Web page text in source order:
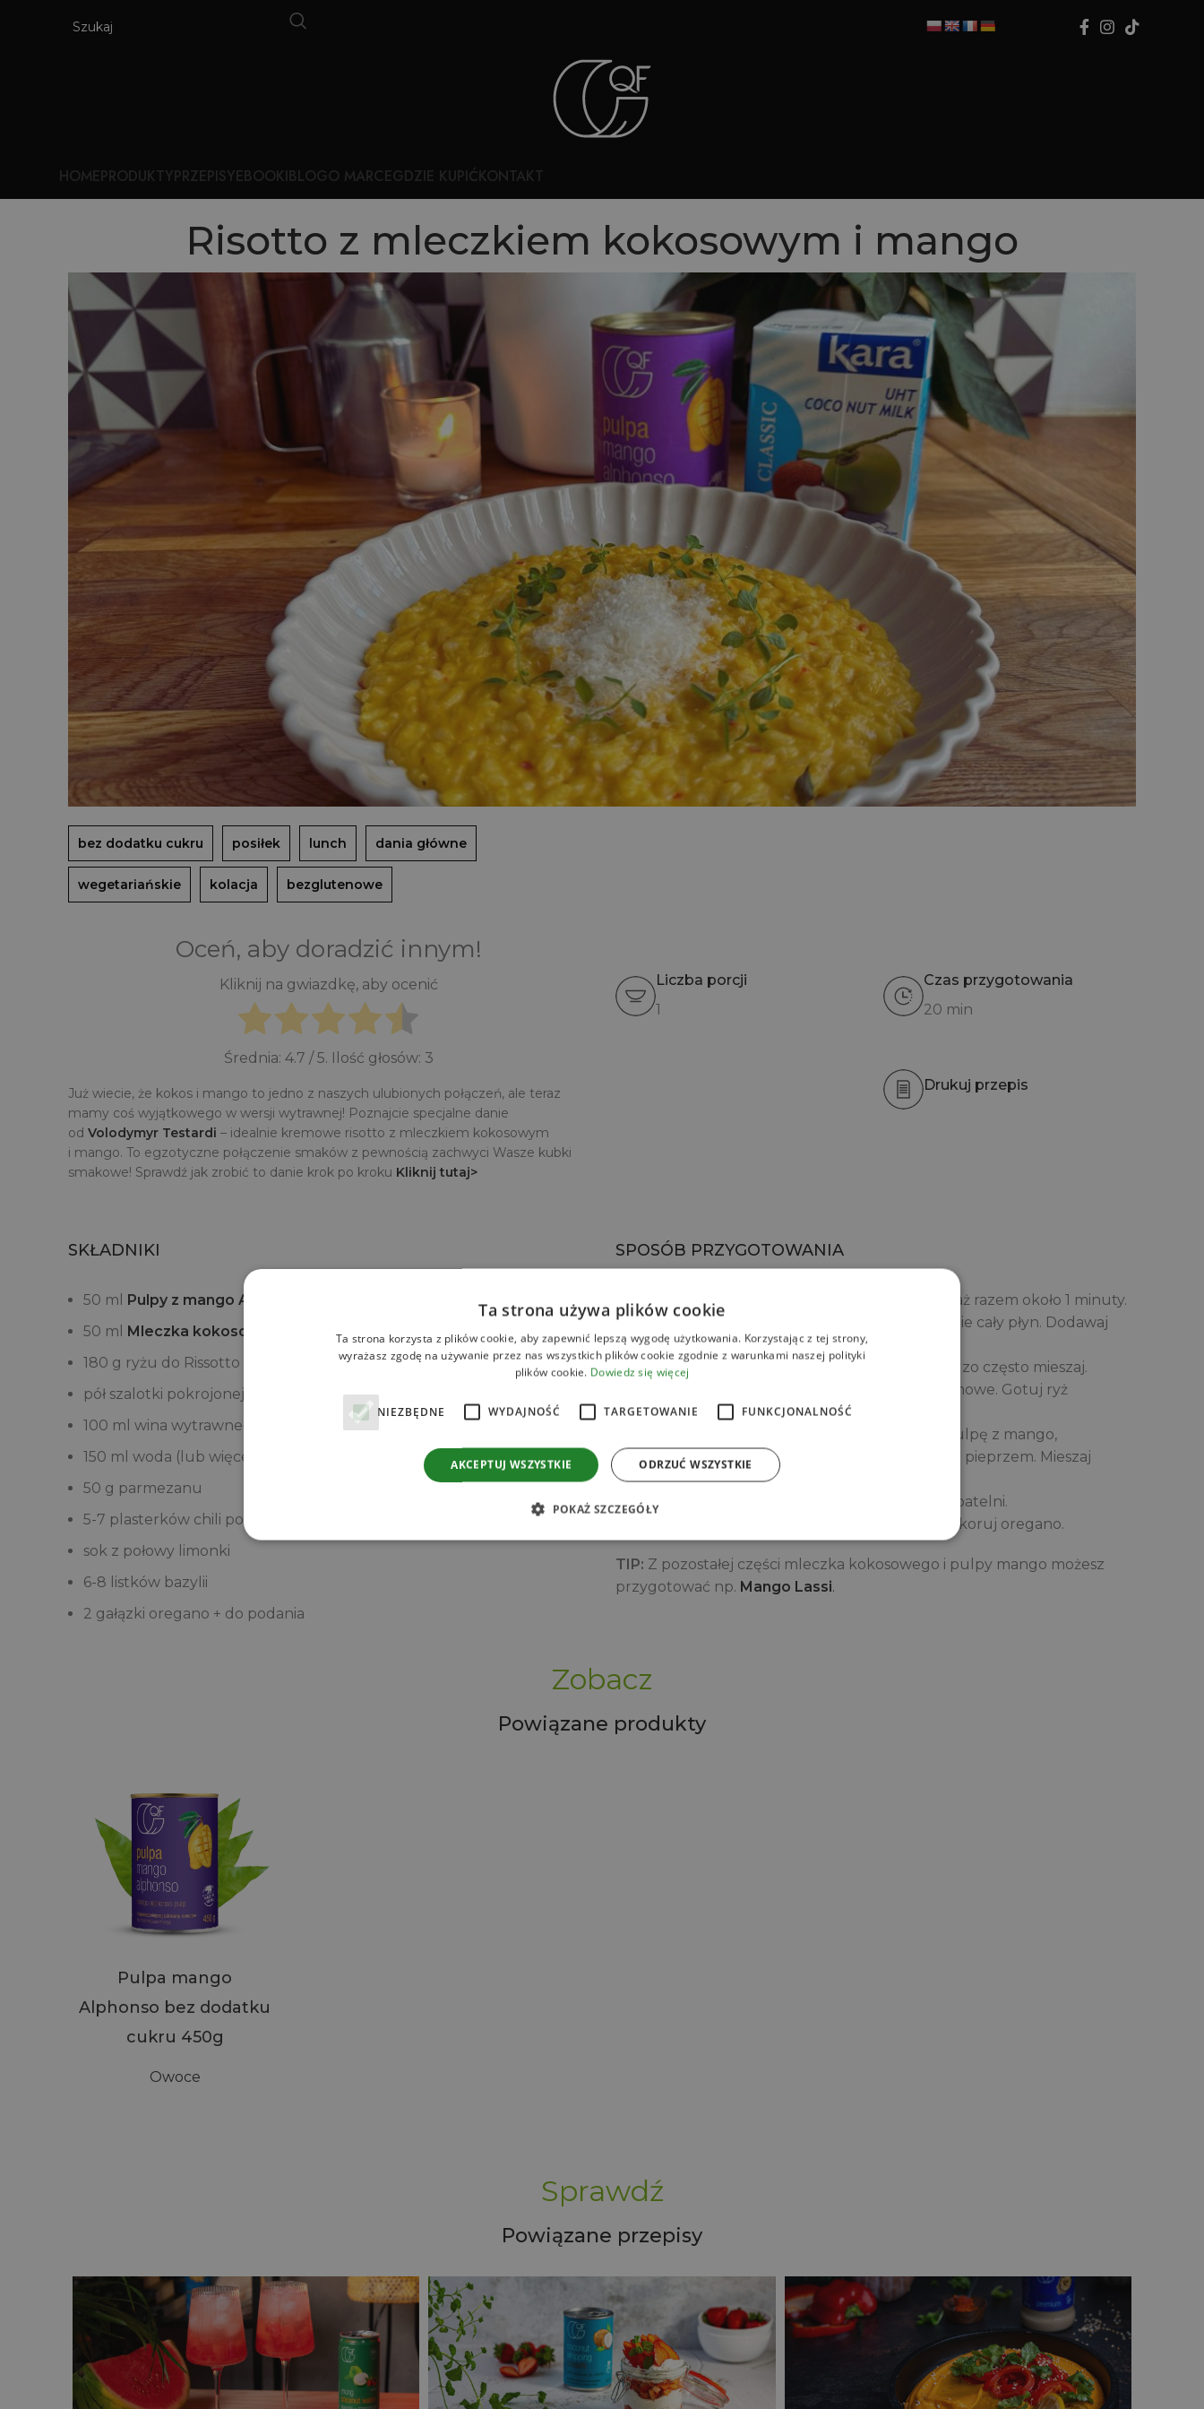
HOMEPRODUKTYPRZEPISYEBOOKIBLOGO MARCEGDZIE KUPIĆKONTAKT
Risotto z mleczkiem kokosowym i mango
bez dodatku cukru posiłek lunch dania główne
wegetariańskie kolacja bezglutenowe
Oceń, aby doradzić innym!
Kliknij na gwiazdkę, aby ocenić
Średnia: 4.7 / 5. Ilość głosów: 3
Już wiecie, że kokos i mango to jedno z naszych ulubionych połączeń, ale teraz
mamy coś wyjątkowego w wersji wytrawnej! Poznajcie specjalne danie
od Volodymyr Testardі – idealnie kremowe risotto z mleczkiem kokosowym
i mango. To egzotyczne połączenie smaków z pewnością zachwyci Wasze kubki
smakowe! Sprawdź jak zrobić to danie krok po kroku Kliknij tutaj>
Liczba porcji
1
Czas przygotowania
20 min
Drukuj przepis
SKŁADNIKI
50 ml Pulpy z mango Alphonso
bez dodatku cukru QF Quality Food
50 ml
Mleczka kokosowe 16-19% KARA
180 g ryżu do Rissotto
pół szalotki pokrojonej w bardzo drobną kostkę
100 ml wina wytrawnego białego
150 ml woda (lub więcej)
50 g parmezanu
5-7 plasterków chili pokrojonych w bardzo drobną kostkę
sok z połowy limonki
6-8 listków bazylii
2 gałązki oregano + do podania
SPOSÓB PRZYGOTOWANIA
1. Cebulę i chili podsmaż na oliwie. Dodaj ryż i smaż razem około 1 minuty.
2. Wlewaj wino 3 etapami i mieszaj, aż ryż wchłonie cały płyn. Dodawaj
porcjami wodę.
3. Risotto cały czas gotuj na wolnym ogniu i bardzo często mieszaj.
Mieszanie risotto powoduje, że staje się ono kremowe. Gotuj ryż
do stopnia AL DENTE.
4. Dodaj oregano, bazylie, mleczko kokosowe, pulpę z mango,
parmezan, sok z cytryny, dopraw do smaku solą i pieprzem. Mieszaj
do połączenia wszystkich składników.
5. Po przygotowaniu zostaw risotto na 5 min na patelni.
6. Wyłóż risotto na talerz, zetrzyj parmezan, udekoruj oregano.
TIP: Z pozostałej części mleczka kokosowego i pulpy mango możesz
przygotować np. Mango Lassi.
Zobacz
Powiązane produkty
Pulpa mango
Alphonso bez dodatku
cukru 450g
Owoce
Sprawdź
Powiązane przepisy
Ta strona używa plików cookie
Ta strona korzysta z plików cookie, aby zapewnić lepszą wygodę użytkowania. Korzystając z tej strony,
wyrażasz zgodę na używanie przez nas wszystkich plików cookie zgodnie z warunkami naszej polityki
plików cookie. Dowiedz się więcej
NIEZBĘDNE WYDAJNOŚĆ TARGETOWANIE FUNKCJONALNOŚĆ
AKCEPTUJ WSZYSTKIE ODRZUĆ WSZYSTKIE
POKAŻ SZCZEGÓŁY